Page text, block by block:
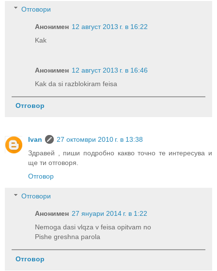
Отговори
Анонимен 12 август 2013 г. в 16:22
Kak
Анонимен 12 август 2013 г. в 16:46
Kak da si razblokiram feisa
Отговор
Ivan
27 октомври 2010 г. в 13:38
Здравей , пиши подробно какво точно те интересува и
ще ти отговоря.
Отговор
Отговори
Анонимен 27 януари 2014 г. в 1:22
Nemoga dasi vlqza v feisa opitvam no
Pishe greshna parola
Отговор